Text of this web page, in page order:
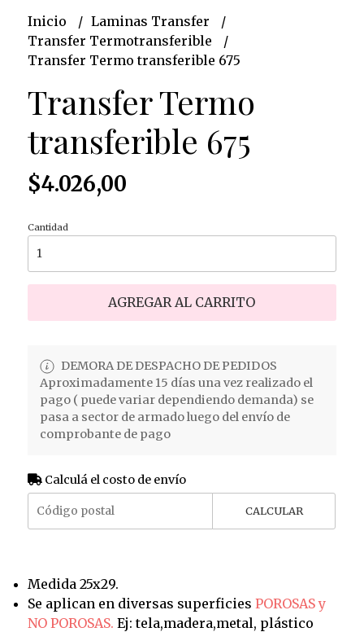
Inicio
Laminas Transfer
Transfer Termotransferible
Transfer Termo transferible 675
Transfer Termo
transferible 675
$4.026,00
Cantidad
AGREGAR AL CARRITO
DEMORA DE DESPACHO DE PEDIDOS
Aproximadamente 15 días una vez realizado el
pago ( puede variar dependiendo demanda) se
pasa a sector de armado luego del envío de
comprobante de pago
Calculá el costo de envío
CALCULAR
Medida 25x29.
Se aplican en diversas superficies POROSAS y
NO POROSAS. Ej: tela,madera,metal, plástico